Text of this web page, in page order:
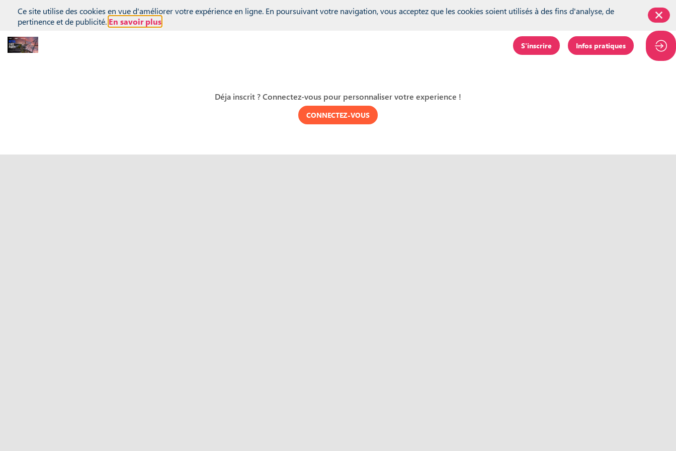
S'inscrire Infos pratiques
Déja inscrit ? Connectez-vous pour personnaliser votre experience !
CONNECTEZ-VOUS
Ce site utilise des cookies en vue d'améliorer votre expérience en ligne. En poursuivant votre navigation, vous acceptez que les cookies soient utilisés à des fins d'analyse, de
pertinence et de publicité. En savoir plus
inwink.tracking.trackers || []; inwink.tracking.trackers.push({ script: { id : "mytracker", innerContent : '(function() {\r\n var didInit = false;\r\n function initMunchkin() {\r\n if(didInit === false) {\r\n
didInit = true;\r\n Munchkin.init('818-MJH-876');\r\n }\r\n }\r\n var s = document.createElement('script');\r\n s.type = 'text/javascript';\r\n s.async = true;\r\n s.src =
'//munchkin.marketo.net/munchkin.js';\r\n s.onreadystatechange = function() {\r\n if (this.readyState == 'complete' || this.readyState == 'loaded') {\r\n initMunchkin();\r\n }\r\n };\r\n s.onload =
initMunchkin;\r\n document.getElementsByTagName('head')[0].appendChild(s);\r\n})();' }, trackPage: function(location){}, trackAction: function(category, action, label){} }); if (inwink.trackingStatus)